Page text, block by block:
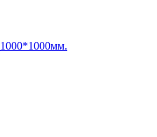
1000*1000мм.